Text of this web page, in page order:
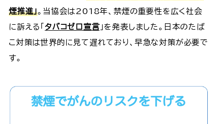
煙推進」。当協会は2018年、禁煙の重要性を広く社会
に訴える「タバコゼロ宣言」を発表しました。日本のたば
こ対策は世界的に見て遅れており、早急な対策が必要で
す。